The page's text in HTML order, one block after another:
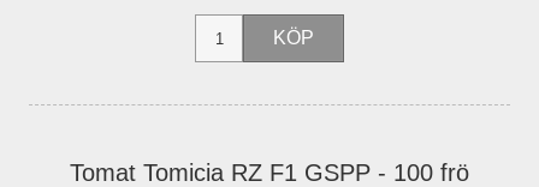
Tomat Tomicia RZ F1 GSPP - 100 frö